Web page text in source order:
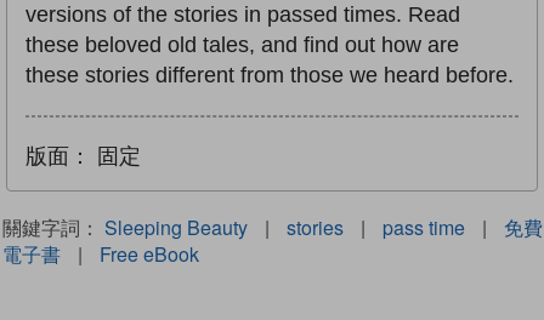
versions of the stories in passed times. Read
these beloved old tales, and find out how are
these stories different from those we heard before.
版面： 固定
關鍵字詞： Sleeping Beauty | stories | pass time |
免費
電子書
| Free eBook